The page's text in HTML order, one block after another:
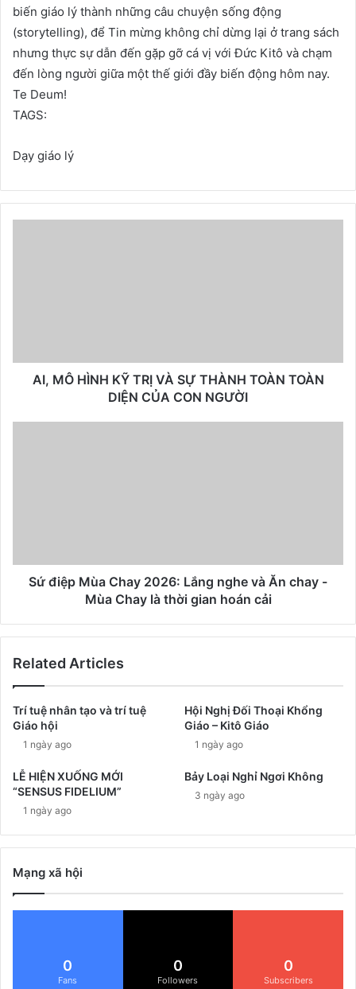
biến giáo lý thành những câu chuyện sống động
(storytelling), để Tin mừng không chỉ dừng lại ở trang sách
nhưng thực sự dẫn đến gặp gỡ cá vị với Đức Kitô và chạm
đến lòng người giữa một thế giới đầy biến động hôm nay.
Te Deum!
TAGS:
Dạy giáo lý
AI, MÔ HÌNH KỸ TRỊ VÀ SỰ THÀNH TOÀN TOÀN
DIỆN CỦA CON NGƯỜI
Sứ điệp Mùa Chay 2026: Lắng nghe và Ăn chay -
Mùa Chay là thời gian hoán cải
Related Articles
Trí tuệ nhân tạo và trí tuệ
Giáo hội
1 ngày ago
Hội Nghị Đối Thoại Khổng
Giáo – Kitô Giáo
1 ngày ago
LỄ HIỆN XUỐNG MỚI
“SENSUS FIDELIUM”
1 ngày ago
Bảy Loại Nghỉ Ngơi Không
3 ngày ago
Mạng xã hội
0
Fans
0
Followers
0
Subscribers